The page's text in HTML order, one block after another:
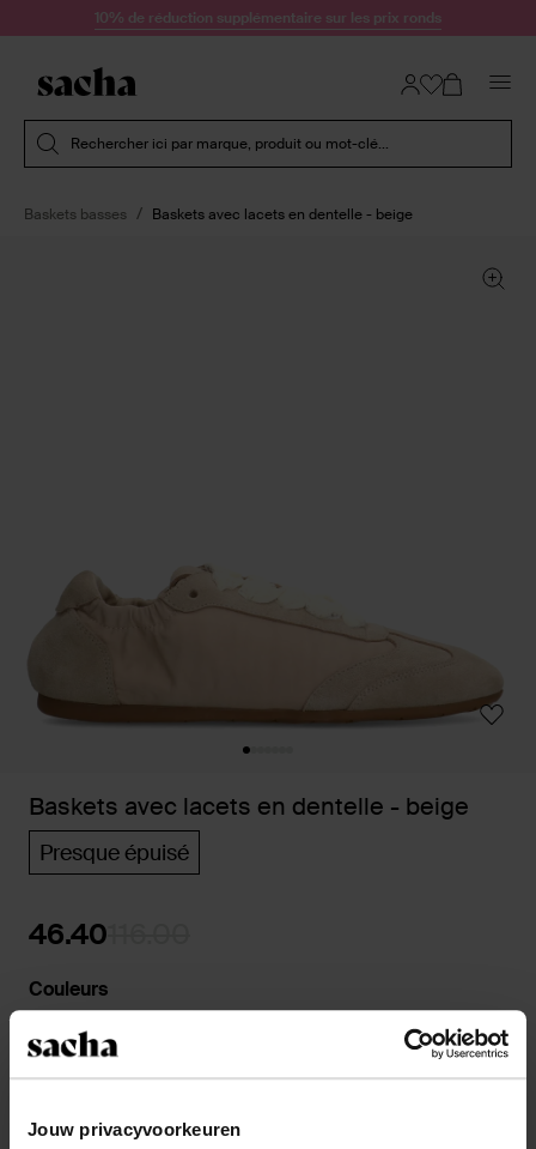
Jouw privacyvoorkeuren
Passer au contenu10% de réduction supplémentaire sur les prix ronds
Rechercher ici par marque, produit ou mot-clé...
Baskets basses Baskets avec lacets en dentelle - beige
Baskets avec lacets en dentelle - beige
Presque épuisé
46.40
Couleurs